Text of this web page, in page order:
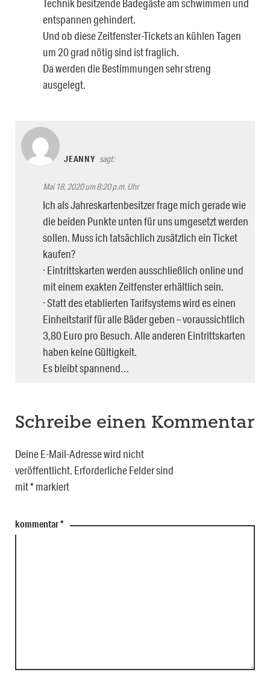
Technik besitzende Badegäste am schwimmen und
entspannen gehindert.
Und ob diese Zeitfenster-Tickets an kühlen Tagen
um 20 grad nötig sind ist fraglich.
Da werden die Bestimmungen sehr streng
ausgelegt.
JEANNY sagt:
Mai 18, 2020 um 8:20 p.m. Uhr
Ich als Jahreskartenbesitzer frage mich gerade wie
die beiden Punkte unten für uns umgesetzt werden
sollen. Muss ich tatsächlich zusätzlich ein Ticket
kaufen?
· Eintrittskarten werden ausschließlich online und
mit einem exakten Zeitfenster erhältlich sein.
· Statt des etablierten Tarifsystems wird es einen
Einheitstarif für alle Bäder geben – voraussichtlich
3,80 Euro pro Besuch. Alle anderen Eintrittskarten
haben keine Gültigkeit.
Es bleibt spannend…
Schreibe einen Kommentar
Deine E-Mail-Adresse wird nicht
veröffentlicht. Erforderliche Felder sind
mit*markiert
kommentar*